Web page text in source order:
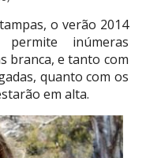
o verão 2014
inúmeras
branca, e tanto com
quanto com os
em alta.